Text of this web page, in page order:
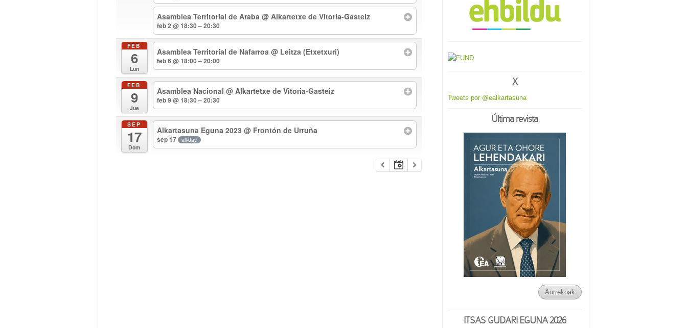
Asamblea Territorial de Araba@ Alkartetxe de Vitoria-Gasteiz
feb 2 @ 18:30 – 20:30
FEB
6
Lun
Asamblea Territorial de Nafarroa@ Leitza (Etxetxuri)
feb 6 @ 18:00 – 20:00
FEB
9
Jue
Asamblea Nacional@ Alkartetxe de Vitoria-Gasteiz
feb 9 @ 18:30 – 20:30
SEP
17
Dom
Alkartasuna Eguna 2023@ Frontón de Urruña
sep 17 all-day
X
Tweets por @ealkartasuna
Última revista
Aurrekoak
ITSAS GUDARI EGUNA 2026